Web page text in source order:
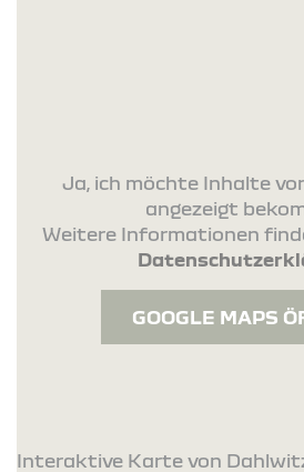
Ja, ich möchte Inhalte
angezeigt
Weitere Informationen
GOOGLE MAPS
Interaktive Karte von